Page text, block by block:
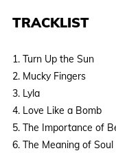
TRACKLIST
1. Turn Up the Sun
2. Mucky Fingers
3. Lyla
4. Love Like a Bomb
5. The Importance of
6. The Meaning of Soul